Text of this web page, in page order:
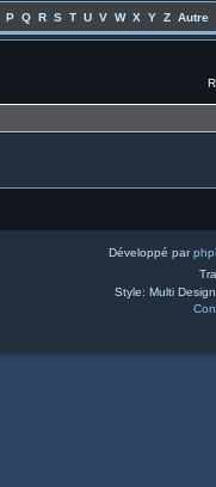
P Q R S T U V W X Y Z Autre
Développé par
Style: Multi